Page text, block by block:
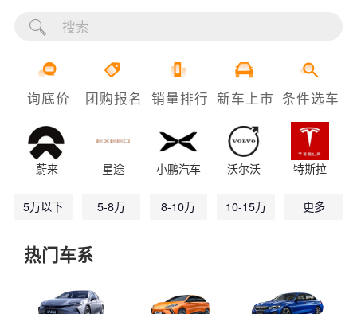
询底价 团购报名 销量排行 新车上市 条件选车
蔚来 星途 小鹏汽车 沃尔沃 特斯拉
5万以下 5-8万 8-10万 10-15万 更多
热门车系